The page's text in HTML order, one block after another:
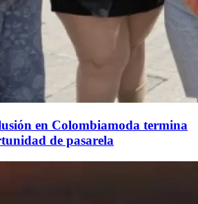
en Colombiamoda termina
de pasarela